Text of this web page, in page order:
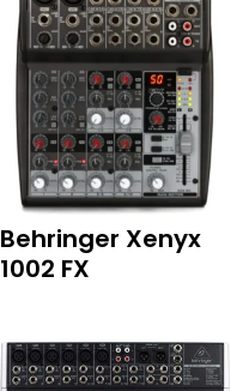
Behringer Xenyx
1002 FX